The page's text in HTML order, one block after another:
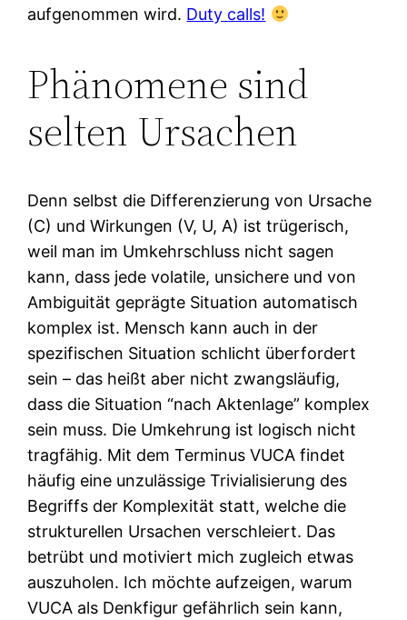
aufgenommen wird. Duty calls!
Phänomene sind
selten Ursachen
Denn selbst die Differenzierung von Ursache
(C) und Wirkungen (V, U, A) ist trügerisch,
weil man im Umkehrschluss nicht sagen
kann, dass jede volatile, unsichere und von
Ambiguität geprägte Situation automatisch
komplex ist. Mensch kann auch in der
spezifischen Situation schlicht überfordert
sein – das heißt aber nicht zwangsläufig,
dass die Situation “nach Aktenlage” komplex
sein muss. Die Umkehrung ist logisch nicht
tragfähig. Mit dem Terminus VUCA findet
häufig eine unzulässige Trivialisierung des
Begriffs der Komplexität statt, welche die
strukturellen Ursachen verschleiert. Das
betrübt und motiviert mich zugleich etwas
auszuholen. Ich möchte aufzeigen, warum
VUCA als Denkfigur gefährlich sein kann,